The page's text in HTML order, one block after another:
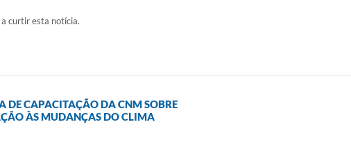
curtir esta notícia.
DE CAPACITAÇÃO DA CNM SOBRE
ÀS MUDANÇAS DO CLIMA